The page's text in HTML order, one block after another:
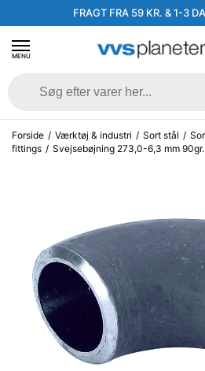
FRAGT FRA 59 KR. & 1-3
MENU
Forside / Værktøj & industri / Sort stål /
fittings / Svejsebøjning 273,0-6,3 mm